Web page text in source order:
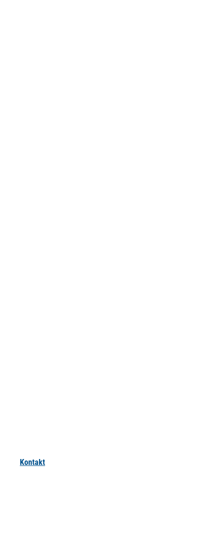
Kontakt